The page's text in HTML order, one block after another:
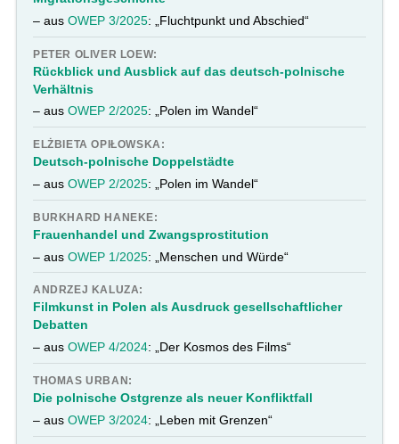
– ausOWEP 3/2025: „Fluchtpunkt und Abschied“
PETER OLIVER LOEW:
Rückblick und Ausblick auf das deutsch-polnische
Verhältnis
– ausOWEP 2/2025: „Polen im Wandel“
ELŻBIETA OPIŁOWSKA:
Deutsch-polnische Doppelstädte
– ausOWEP 2/2025: „Polen im Wandel“
BURKHARD HANEKE:
Frauenhandel und Zwangsprostitution
– ausOWEP 1/2025: „Menschen und Würde“
ANDRZEJ KALUZA:
Filmkunst in Polen als Ausdruck gesellschaftlicher
Debatten
– ausOWEP 4/2024: „Der Kosmos des Films“
THOMAS URBAN:
Die polnische Ostgrenze als neuer Konfliktfall
– ausOWEP 3/2024: „Leben mit Grenzen“